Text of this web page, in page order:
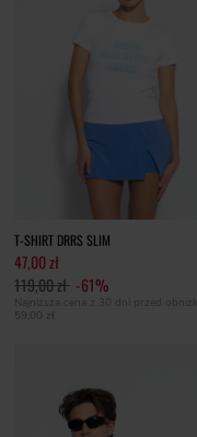
T-SHIRT DRRS SLIM
47,00 zł
119,00 zł -61%
Najniższa cena z 30 dni przed obniżką
59,00 zł